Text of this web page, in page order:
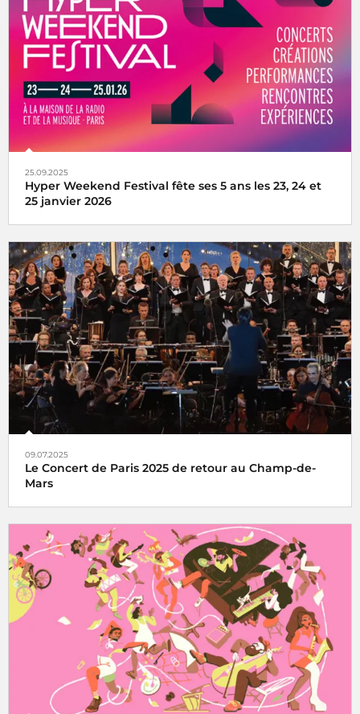
25.09.2025
Hyper Weekend Festival fête ses 5 ans les 23, 24 et
25 janvier 2026
l'Hyper Weekend Festival vous donne rendez-vous à la
Maison de la Radio et de la Musique les 23, 24 et 25 janvier
2026
09.07.2025
Le Concert de Paris 2025 de retour au Champ-de-
Mars
Le Concert de Paris du 14 juillet revient au pied de la Tour
Eiffel toujours en direct sur France Inter, France 2 et dans
le monde entier